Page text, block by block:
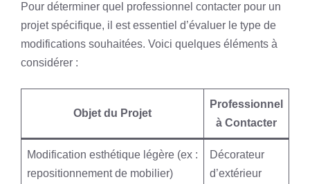
Pour déterminer quel professionnel contacter pour un
projet spécifique, il est essentiel d’évaluer le type de
modifications souhaitées. Voici quelques éléments à
considérer :
Objet du Projet
Professionnel
à Contacter
Modification esthétique légère (ex :
repositionnement de mobilier)
Décorateur
d’extérieur